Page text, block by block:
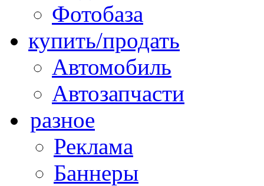
Фотобаза
купить/продать
Автомобиль
Автозапчасти
разное
Реклама
Баннеры